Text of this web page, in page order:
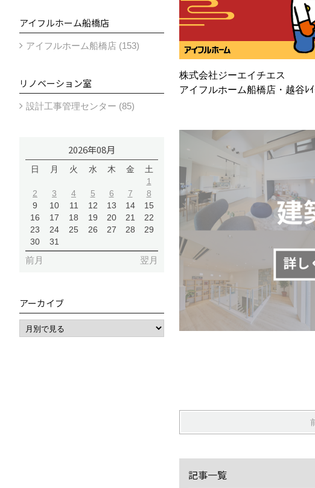
株式会社ジーエイチエス
アイフルホーム船橋店・越谷ﾚ
記事一覧
アイフルホーム船橋店
アイフルホーム船橋店 (153)
リノベーション室
設計工事管理センター (85)
2026年08月
日 月 火 水 木 金
土
1
2
3 4 5 6 7
8
9
10 11 12 13 14
15
16
17 18 19 20 21
22
23
24 25 26 27 28
29
30
31
前月 翌月
アーカイブ